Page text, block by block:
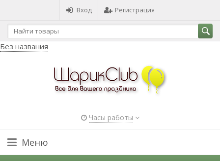
Вход Регистрация
Без названия
Часы работы
Меню